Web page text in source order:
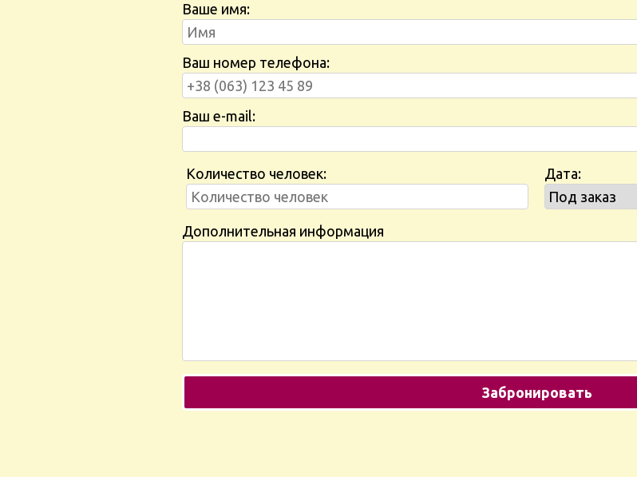
Ваше имя:
Ваш номер телефона:
Ваш e-mail:
Количество человек: Дата:
Дополнительная информация